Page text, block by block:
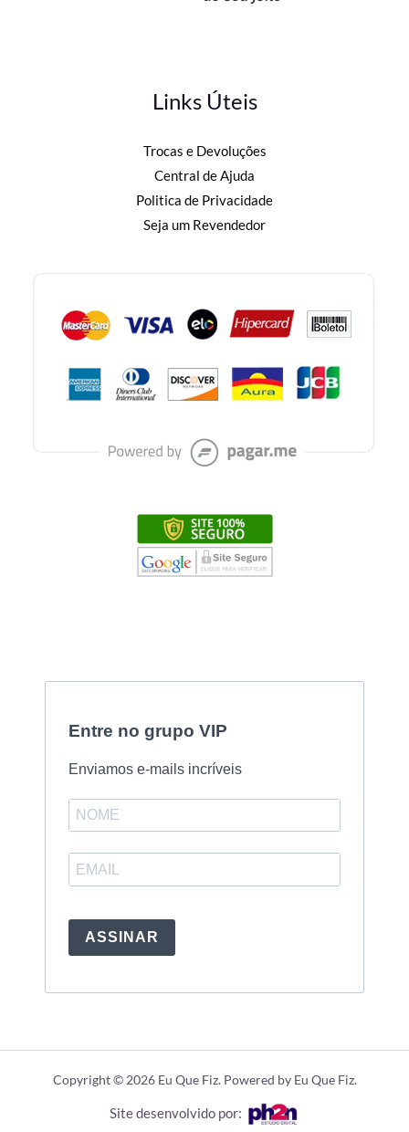
Links Úteis
Trocas e Devoluções
Central de Ajuda
Politica de Privacidade
Seja um Revendedor
Entre no grupo VIP
Enviamos e-mails incríveis
ASSINAR
Copyright © 2026 Eu Que Fiz. Powered by Eu Que Fiz.
Site desenvolvido por: